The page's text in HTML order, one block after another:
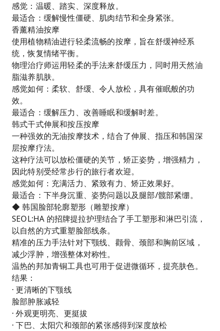
感觉：温暖、踏实、深度释放。
最适合：缓解慢性僵硬、肌肉结节和全身紧张。
香薰精油按摩
使用植物精油进行轻柔流畅的按摩，旨在舒缓神经系
统，恢复情绪平衡。
物理治疗师运用轻柔的手法来舒缓压力，同时用天然油
脂滋养肌肤。
感觉如何：柔软、舒缓、令人放松，具有催眠般的功
效。
最适合：缓解压力、改善睡眠和缓解时差。
韩式干式伸展和按压按摩
一种强效的无油按摩技术，结合了伸展、指压和韩国深
层按摩疗法。
这种疗法可以放松僵硬的关节，矫正姿势，增强精力，
因此特别受经常步行的旅行者欢迎。
感觉如何：充满活力、紧致有力、矫正效果好。
最适合：下半身沉重、姿势问题以及腿部/髋部紧绷。
◆ 韩国脸部轮廓塑形（雕塑按摩）
SEOL:HA 的招牌提拉护理结合了手工塑形和淋巴引流，
以自然的方式重塑脸部线条。
精准的压力手法针对下颚线、颧骨、颈部和胸前区域，
减少浮肿，增强整体对称性。
温热的邦加青铜工具也可用于促进微循环，提亮肤色。
结果：
· 更清晰的下颚线
脸部肿胀减轻
· 外观更明亮、更挺拔
· 下巴、太阳穴和颈部的紧张感得到深度放松